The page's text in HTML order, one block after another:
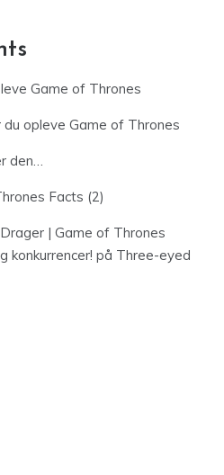
Game of Thrones
du opleve Game of Thrones
den…
Facts (2)
| Game of Thrones
konkurrencer! på Three-eyed